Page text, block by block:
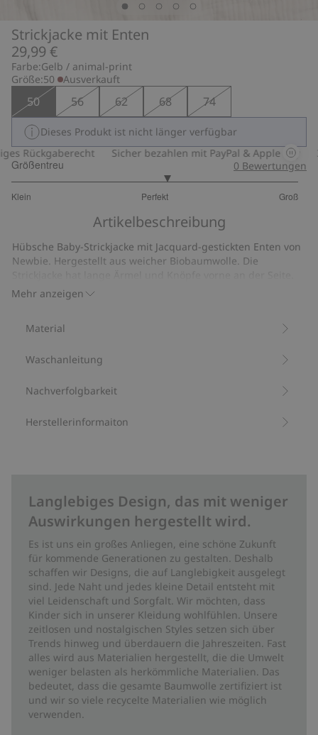
Strickjacke mit Enten
29,99 €
Farbe:Gelb / animal-print
Größe:50 Ausverkauft
50 56 62 68 74
Dieses Produkt ist nicht länger verfügbar
Rückgaberecht
Sicher bezahlen mit PayPal & Apple Pay
Größentreu
Klein Perfekt Groß
von
12
Bewertungen
0 Bewertungen
Artikelbeschreibung
Mehr anzeigen
Hübsche Baby-Strickjacke mit Jacquard-gestickten Enten von
Newbie. Hergestellt aus weicher Biobaumwolle. Die
Aus 100 % Biobaumwolle.
Artikelnummer
Material
Waschanleitung
Nachverfolgbarkeit
Herstellerinformaiton
Langlebiges Design, das mit weniger
Auswirkungen hergestellt wird.
Es ist uns ein großes Anliegen, eine schöne Zukunft
für kommende Generationen zu gestalten. Deshalb
schaffen wir Designs, die auf Langlebigkeit ausgelegt
sind. Jede Naht und jedes kleine Detail entsteht mit
viel Leidenschaft und Sorgfalt. Wir möchten, dass
Kinder sich in unserer Kleidung wohlfühlen. Unsere
zeitlosen und nostalgischen Styles setzen sich über
Trends hinweg und überdauern die Jahreszeiten. Fast
alles wird aus Materialien hergestellt, die die Umwelt
weniger belasten als herkömmliche Materialien. Das
bedeutet, dass die gesamte Baumwolle zertifiziert ist
und wir so viele recycelte Materialien wie möglich
verwenden.